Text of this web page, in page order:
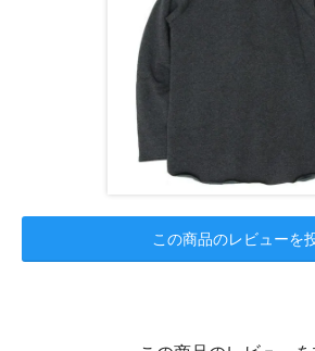
この商品のレビューを